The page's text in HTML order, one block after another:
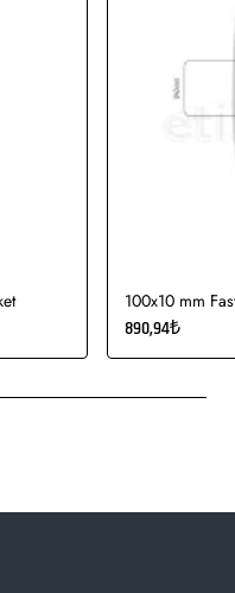
Bırakmayan yapışkanlı
yapışkanlı tutkal)
lot etiketi, raf etiketi,
hızlı tüketim
100x10 mm
890,94₺